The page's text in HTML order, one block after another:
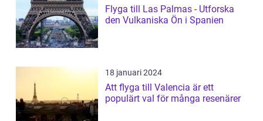
Flyga till Las Palmas - Utforska
den Vulkaniska Ön i Spanien
18 januari 2024
Att flyga till Valencia är ett
populärt val för många resenärer